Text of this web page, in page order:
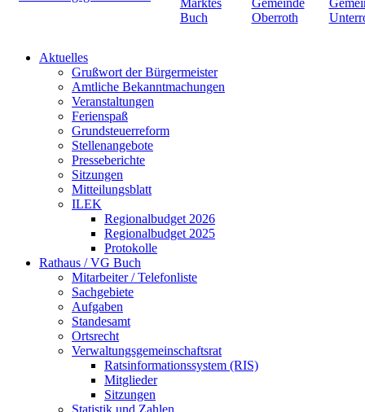
Aktuelles
Grußwort der Bürgermeister
Amtliche Bekanntmachungen
Veranstaltungen
Ferienspaß
Grundsteuerreform
Stellenangebote
Presseberichte
Sitzungen
Mitteilungsblatt
ILEK
Regionalbudget 2026
Regionalbudget 2025
Protokolle
Rathaus / VG Buch
Mitarbeiter / Telefonliste
Sachgebiete
Aufgaben
Standesamt
Ortsrecht
Verwaltungsgemeinschaftsrat
Ratsinformationssystem (RIS)
Mitglieder
Sitzungen
Statistik und Zahlen